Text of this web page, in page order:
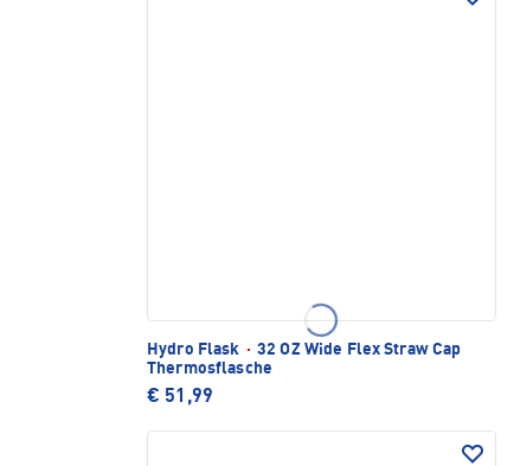
Hydro Flask · 32 OZ Wide Flex Straw Cap
Thermosflasche
€ 51,99